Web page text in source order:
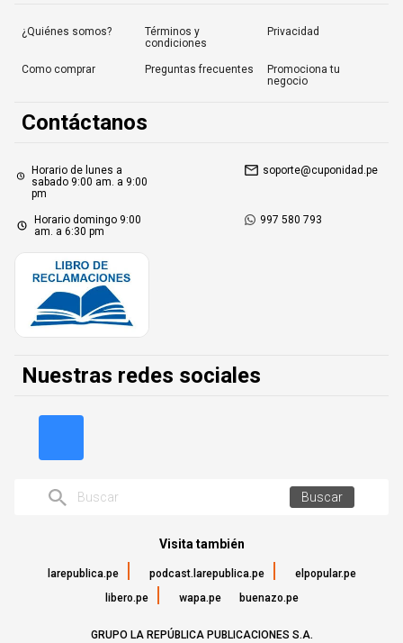
¿Quiénes somos?
Términos y
condiciones
Privacidad
Como comprar Preguntas frecuentes
Promociona tu
negocio
Contáctanos
Horario de lunes a
sabado 9:00 am. a 9:00
pm
soporte@cuponidad.pe
Horario domingo 9:00
am. a 6:30 pm
997 580 793
Nuestras redes sociales
Buscar
Visita también
larepublica.pe podcast.larepublica.pe
elpopular.pe
libero.pe
wapa.pe buenazo.pe
GRUPO LA REPÚBLICA PUBLICACIONES S.A.